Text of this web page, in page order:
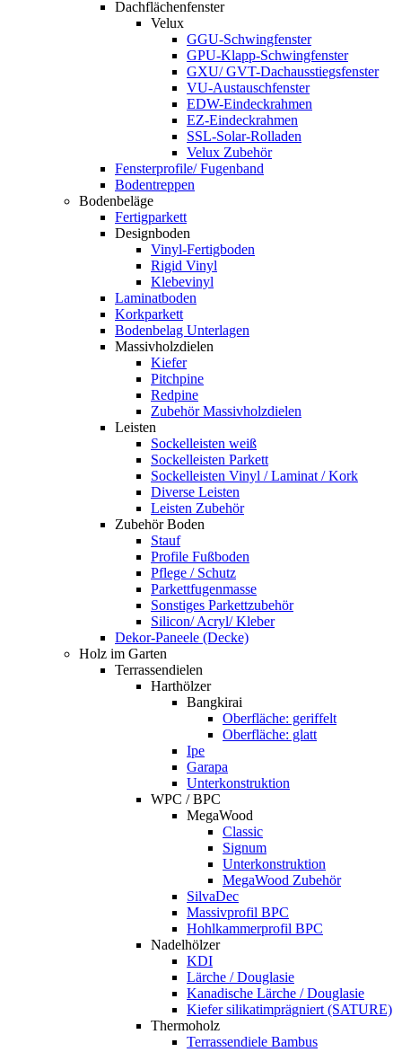
Dachflächenfenster
Velux
GGU-Schwingfenster
GPU-Klapp-Schwingfenster
GXU/ GVT-Dachausstiegsfenster
VU-Austauschfenster
EDW-Eindeckrahmen
EZ-Eindeckrahmen
SSL-Solar-Rolladen
Velux Zubehör
Fensterprofile/ Fugenband
Bodentreppen
Bodenbeläge
Fertigparkett
Designboden
Vinyl-Fertigboden
Rigid Vinyl
Klebevinyl
Laminatboden
Korkparkett
Bodenbelag Unterlagen
Massivholzdielen
Kiefer
Pitchpine
Redpine
Zubehör Massivholzdielen
Leisten
Sockelleisten weiß
Sockelleisten Parkett
Sockelleisten Vinyl / Laminat / Kork
Diverse Leisten
Leisten Zubehör
Zubehör Boden
Stauf
Profile Fußboden
Pflege / Schutz
Parkettfugenmasse
Sonstiges Parkettzubehör
Silicon/ Acryl/ Kleber
Dekor-Paneele (Decke)
Holz im Garten
Terrassendielen
Harthölzer
Bangkirai
Oberfläche: geriffelt
Oberfläche: glatt
Ipe
Garapa
Unterkonstruktion
WPC / BPC
MegaWood
Classic
Signum
Unterkonstruktion
MegaWood Zubehör
SilvaDec
Massivprofil BPC
Hohlkammerprofil BPC
Nadelhölzer
KDI
Lärche / Douglasie
Kanadische Lärche / Douglasie
Kiefer silikatimprägniert (SATURE)
Thermoholz
Terrassendiele Bambus